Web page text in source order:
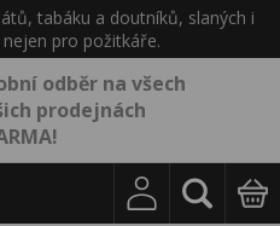
tabáku a doutníků, slaných i
pro požitkáře.
odběr na všech
prodejnách